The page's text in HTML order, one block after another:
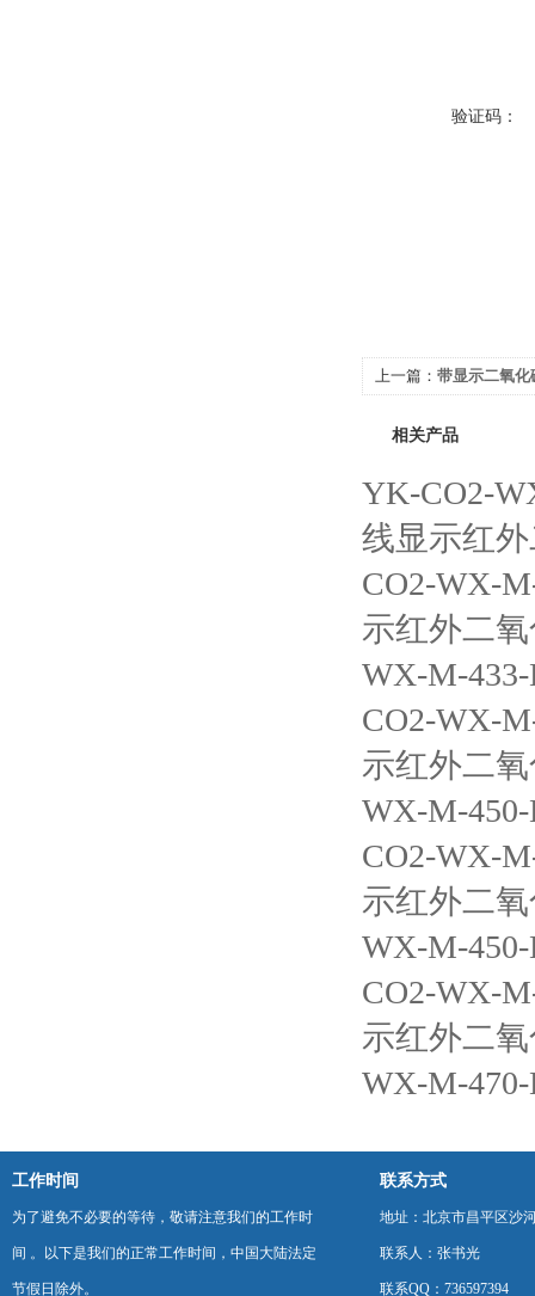
验证码：
上一篇： 带显示二氧化
相关产品
YK-CO2-
线显示红
CO2-WX-
示红外二
WX-M-
CO2-WX-
示红外二
WX-M-
CO2-WX-
示红外二
WX-M-
CO2-WX-
示红外二
WX-M-
工作时间
为了避免不必要的等待，敬请注意我们的工作时
间 。以下是我们的正常工作时间，中国大陆法定
节假日除外。
联系方式
地址：北京市昌平区沙
联系人：张书光
联系QQ：736597394